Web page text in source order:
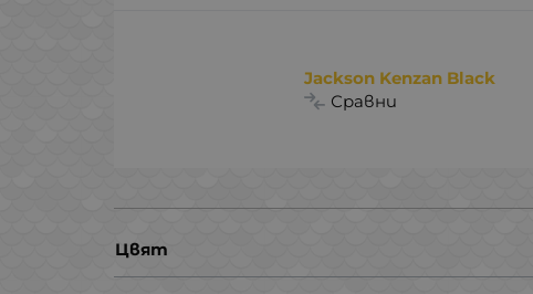
Jackson Kenzan Black
Сравни
Цвят